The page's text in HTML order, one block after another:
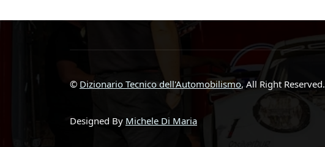
© Dizionario Tecnico dell'Automobilismo, All Right Reserved.
Designed By Michele Di Maria